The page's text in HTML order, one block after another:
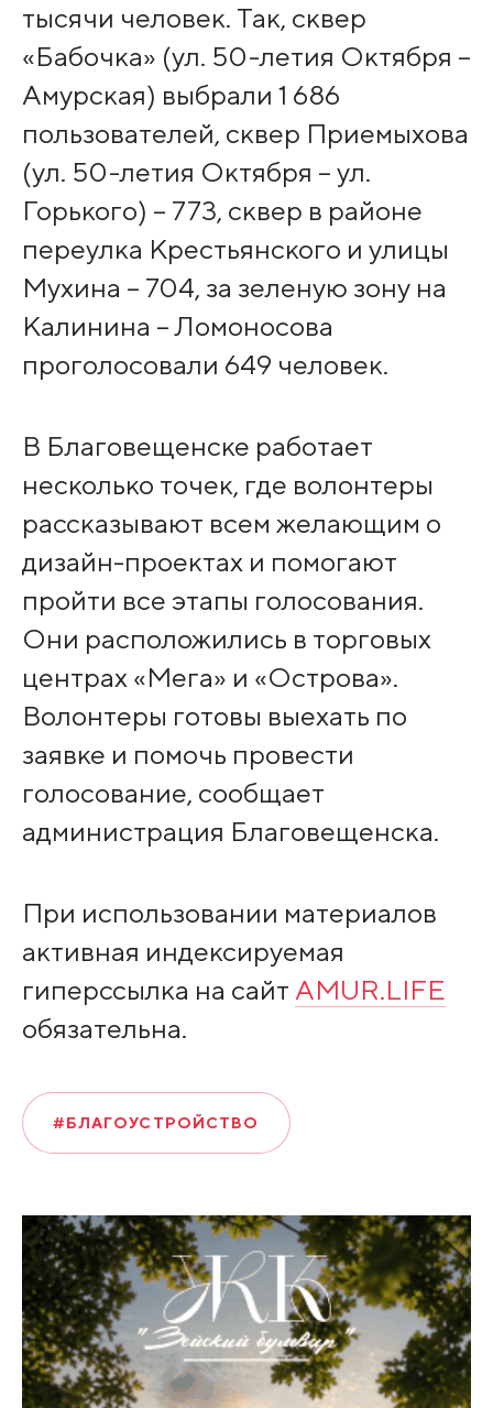
тысячи человек. Так, сквер
«Бабочка» (ул. 50-летия Октября –
Амурская) выбрали 1 686
пользователей, сквер Приемыхова
(ул. 50-летия Октября – ул.
Горького) – 773, сквер в районе
переулка Крестьянского и улицы
Мухина – 704, за зеленую зону на
Калинина – Ломоносова
проголосовали 649 человек.
В Благовещенске работает
несколько точек, где волонтеры
рассказывают всем желающим о
дизайн-проектах и помогают
пройти все этапы голосования.
Они расположились в торговых
центрах «Мега» и «Острова».
Волонтеры готовы выехать по
заявке и помочь провести
голосование, сообщает
администрация Благовещенска.
При использовании материалов
активная индексируемая
гиперссылка на сайт AMUR.LIFE
обязательна.
#БЛАГОУСТРОЙСТВО